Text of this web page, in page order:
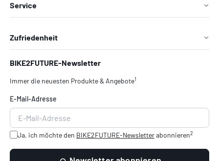
Service
Zufriedenheit
BIKE2FUTURE-Newsletter
Immer die neuesten Produkte & Angebote1
E-Mail-Adresse
Ja, ich möchte den BIKE2FUTURE-Newsletterabonnieren2